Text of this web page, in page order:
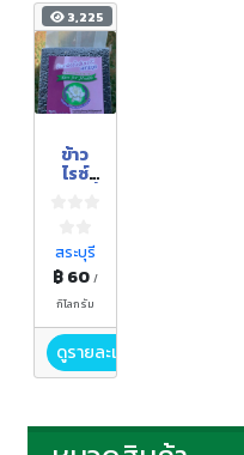
3,225
ข้าว
ไรซ์
พ
สระบุรี
฿ 60 /
กิโลกรัม
ดูรายละเอียด